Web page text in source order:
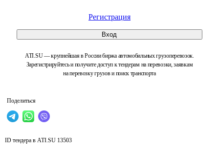
Регистрация
Вход
ATI.SU — крупнейшая в России биржа автомобильных грузоперевозок.
Зарегистрируйтесь и получите доступ к тендерам на перевозки, заявкам
на перевозку грузов и поиск транспорта
Поделиться
ID тендера в ATI.SU 13503